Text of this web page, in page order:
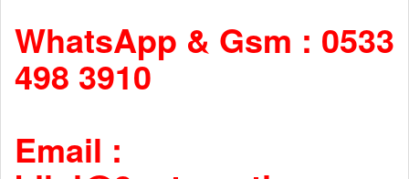
WhatsApp & Gsm : 0533
498 3910
Email :